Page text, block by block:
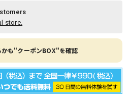
store.
かも"クーポンBOX"を確認